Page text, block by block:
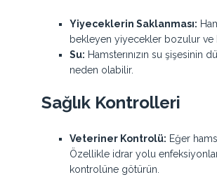
Yiyeceklerin Saklanması:
bekleyen yiyecekler bozulur ve
Su: Hamsterınızın su
neden olabilir.
Sağlık Kontrolleri
Veteriner Kontrolü: Eğer
Özellikle idrar yolu
kontrolüne götürün.